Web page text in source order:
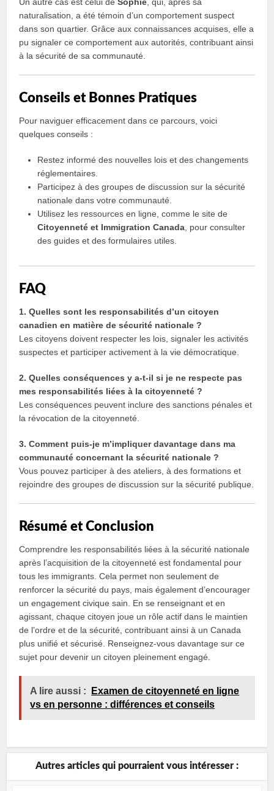
naturalisation, a été témoin d’un comportement suspect
dans son quartier. Grâce aux connaissances acquises, elle a
pu signaler ce comportement aux autorités, contribuant ainsi
à la sécurité de sa communauté.
Conseils et Bonnes Pratiques
Pour naviguer efficacement dans ce parcours, voici
quelques conseils :
Restez informé des nouvelles lois et des changements
réglementaires.
Participez à des groupes de discussion sur la sécurité
nationale dans votre communauté.
Utilisez les ressources en ligne, comme le site de
Citoyenneté et Immigration Canada , pour consulter
des guides et des formulaires utiles.
FAQ
1. Quelles sont les responsabilités d’un citoyen
canadien en matière de sécurité nationale ?
Les citoyens doivent respecter les lois, signaler les activités
suspectes et participer activement à la vie démocratique.
2. Quelles conséquences y a-t-il si je ne respecte pas
mes responsabilités liées à la citoyenneté ?
Les conséquences peuvent inclure des sanctions pénales et
la révocation de la citoyenneté.
3. Comment puis-je m’impliquer davantage dans ma
communauté concernant la sécurité nationale ?
Vous pouvez participer à des ateliers, à des formations et
rejoindre des groupes de discussion sur la sécurité publique.
Résumé et Conclusion
Comprendre les responsabilités liées à la sécurité nationale
après l’acquisition de la citoyenneté est fondamental pour
tous les immigrants. Cela permet non seulement de
renforcer la sécurité du pays, mais également d’encourager
un engagement civique sain. En se renseignant et en
agissant, chaque citoyen joue un rôle actif dans le maintien
de l’ordre et de la sécurité, contribuant ainsi à un Canada
plus unifié et sécurisé. Renseignez-vous davantage sur ce
sujet pour devenir un citoyen pleinement engagé.
A lire aussi :
Examen de citoyenneté en ligne
vs en personne : différences et conseils
Autres articles qui pourraient vous intéresser :